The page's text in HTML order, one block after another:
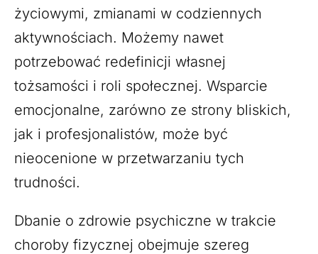
życiowymi, zmianami w codziennych
aktywnościach. Możemy nawet
potrzebować redefinicji własnej
tożsamości i roli społecznej. Wsparcie
emocjonalne, zarówno ze strony bliskich,
jak i profesjonalistów, może być
nieocenione w przetwarzaniu tych
trudności.
Dbanie o zdrowie psychiczne w trakcie
choroby fizycznej obejmuje szereg